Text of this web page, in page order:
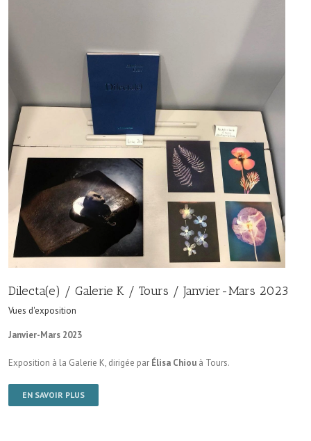
Dilecta(e) / Galerie K / Tours / Janvier-Mars 2023
Vues d'exposition
Janvier-Mars 2023
Exposition à la Galerie K, dirigée par Élisa Chiou à Tours.
EN SAVOIR PLUS